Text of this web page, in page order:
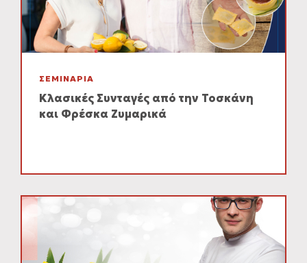
ΣΕΜΙΝΑΡΙΑ
Κλασικές Συνταγές από την Τοσκάνη
και Φρέσκα Ζυμαρικά